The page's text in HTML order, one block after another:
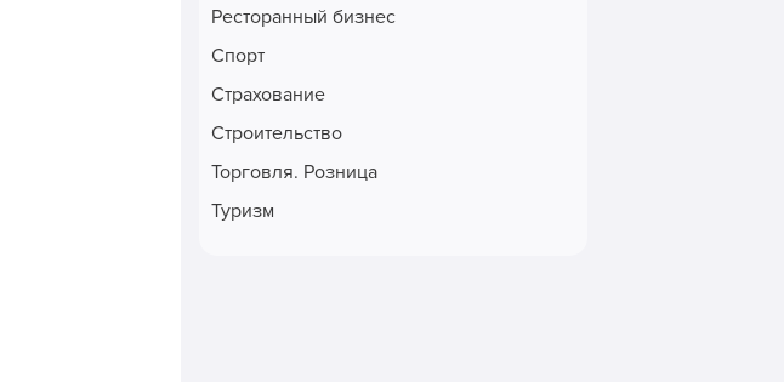
Ресторанный бизнес
Спорт
Страхование
Строительство
Торговля. Розница
Туризм